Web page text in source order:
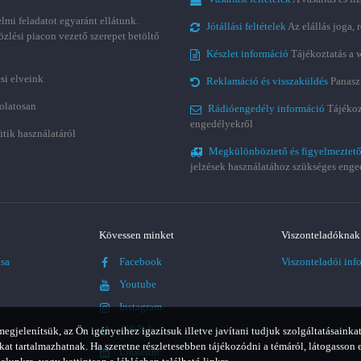
az Ön igényeihez igazítsuk illetve javítani tudjuk
tartalmazhatnak. Ha szeretne részletesebben tájékozódni a témáról, látogasson
feladatot egyaránt ellátunk.
piacon vezető szerepet betöltő
elveink
használatáról
Jótállási feltételekAz elállás joga,
Készlet információ Tájékoztatás a
Reklamáció és visszaküldés
Rádióengedély információ
engedélyekről
Megkülönböztető és
jelzések használatához szükséges
Kövessen minket
Facebook
Youtube
Instagram
TikTok
LinkedIn
Viszonteladóknak
Viszonteladói